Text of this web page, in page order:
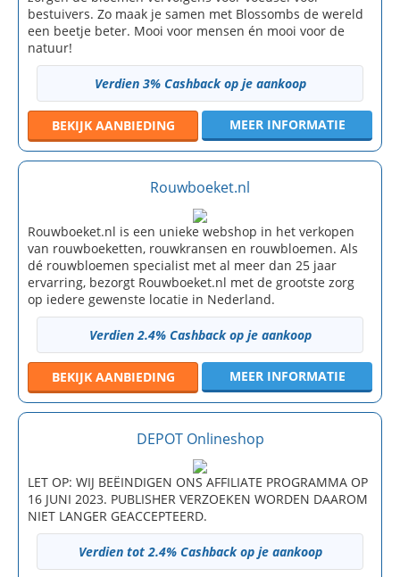
bestuivers. Zo maak je samen met Blossombs de wereld
een beetje beter. Mooi voor mensen én mooi voor de
natuur!
Verdien 3% Cashback op je aankoop
BEKIJK AANBIEDING MEER INFORMATIE
Rouwboeket.nl
Rouwboeket.nl is een unieke webshop in het verkopen
van rouwboeketten, rouwkransen en rouwbloemen. Als
dé rouwbloemen specialist met al meer dan 25 jaar
ervarring, bezorgt Rouwboeket.nl met de grootste zorg
op iedere gewenste locatie in Nederland.
Verdien 2.4% Cashback op je aankoop
BEKIJK AANBIEDING MEER INFORMATIE
DEPOT Onlineshop
LET OP: WIJ BEËINDIGEN ONS AFFILIATE PROGRAMMA OP
16 JUNI 2023. PUBLISHER VERZOEKEN WORDEN DAAROM
NIET LANGER GEACCEPTEERD.
Verdien tot 2.4% Cashback op je aankoop